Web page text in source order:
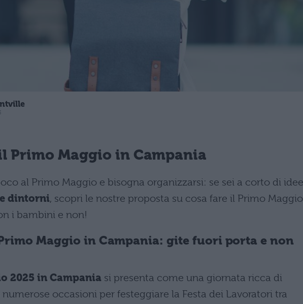
Primo Maggio in Campania
al Primo Maggio e bisogna organizzarsi: se sei a corto di
dintorni, scopri le nostre proposta su cosa fare il Primo Maggio
i bambini e non!
Maggio in Campania: gite fuori porta e non
2025 in Campania si presenta come una giornata ricca di
occasioni per festeggiare la Festa dei Lavoratori tra